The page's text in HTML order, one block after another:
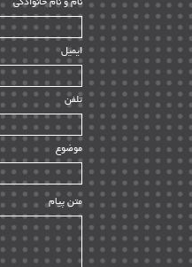
بازرسی و QC | ۱۵
HSE | ۳۹
ساخت و نصب | ۱۲
راه اندازی | ۹
سازندگان و تامین کنندگان
تامین مالی و سرمایه گذاری
ماشین آلات
مدیریت پروژه
مدیریت دانش
مدیریت سازمانی و عمومی | ۲
ایمیل
تلفن
موضوع
متن پیام